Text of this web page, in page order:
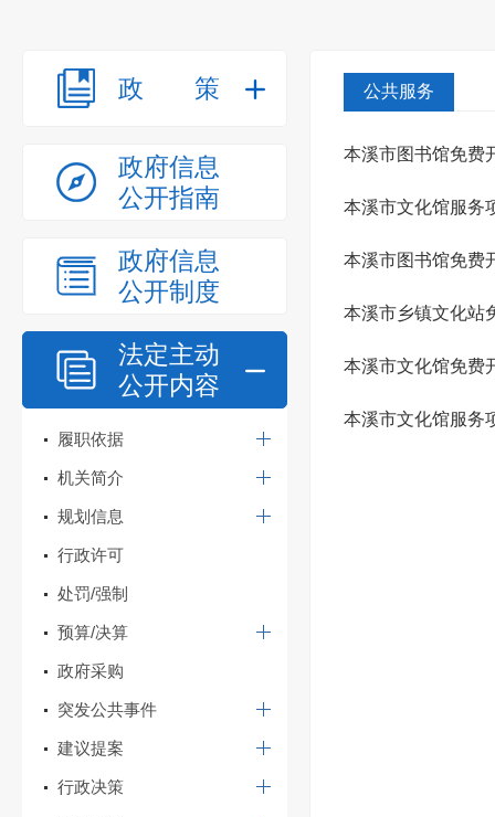
政策
政府信息
公开指南
政府信息
公开制度
法定主动
公开内容
履职依据
机关简介
规划信息
行政许可
处罚/强制
预算/决算
政府采购
突发公共事件
建议提案
行政决策
公共服务
本溪市图书馆免费
本溪市文化馆服务
本溪市图书馆免费
本溪市乡镇文化站
本溪市文化馆免费
本溪市文化馆服务